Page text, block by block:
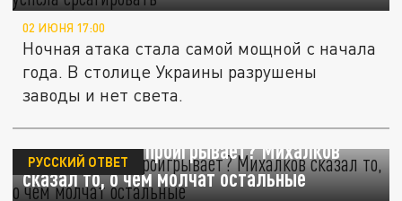
02 ИЮНЯ 17:00
Ночная атака стала самой мощной с начала
года. В столице Украины разрушены
заводы и нет света.
Почему Россия проигрывает? Михалков
сказал то, о чём молчат остальные
РУССКИЙ ОТВЕТ